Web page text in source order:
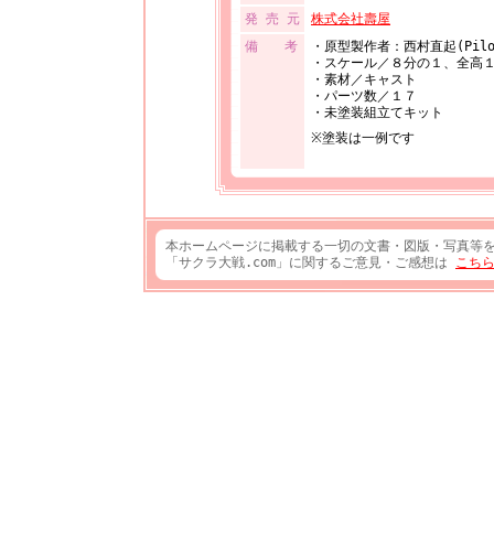
発 売 元
株式会社壽屋
備 考
・原型製作者：西村直起
・スケール／８分の１、全高
・素材／キャスト
・パーツ数／１７
・未塗装組立てキット
※塗装は一例です
本ホームページに掲載する一切の文書・図版・写真等
「サクラ大戦.com」に関するご意見・ご感想は こちら